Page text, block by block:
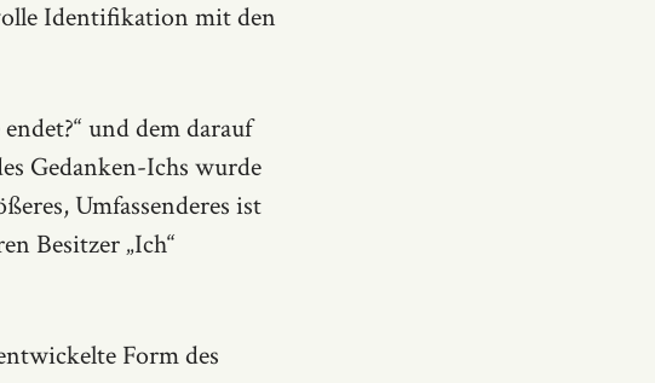
Identifikation mit den
und dem darauf
Gedanken-Ichs wurde
Umfassenderes ist
Besitzer „Ich“
Form des